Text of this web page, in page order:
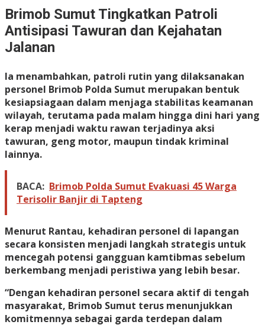
Brimob Sumut Tingkatkan Patroli
Antisipasi Tawuran dan Kejahatan
Jalanan
Ia menambahkan, patroli rutin yang dilaksanakan
personel Brimob Polda Sumut merupakan bentuk
kesiapsiagaan dalam menjaga stabilitas keamanan
wilayah, terutama pada malam hingga dini hari yang
kerap menjadi waktu rawan terjadinya aksi
tawuran, geng motor, maupun tindak kriminal
lainnya.
BACA: Brimob Polda Sumut Evakuasi 45 Warga
Terisolir Banjir di Tapteng
Menurut Rantau, kehadiran personel di lapangan
secara konsisten menjadi langkah strategis untuk
mencegah potensi gangguan kamtibmas sebelum
berkembang menjadi peristiwa yang lebih besar.
“Dengan kehadiran personel secara aktif di tengah
masyarakat, Brimob Sumut terus menunjukkan
komitmennya sebagai garda terdepan dalam